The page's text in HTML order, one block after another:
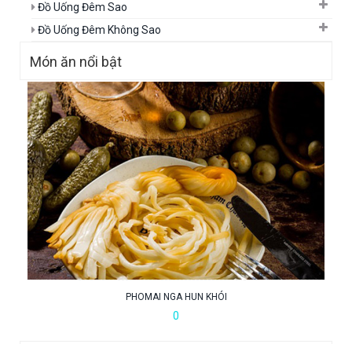
Đồ Uống Đêm Sao
Đồ Uống Đêm Không Sao
Món ăn nổi bật
CHÂN GIÒ CHIÊN MẮM